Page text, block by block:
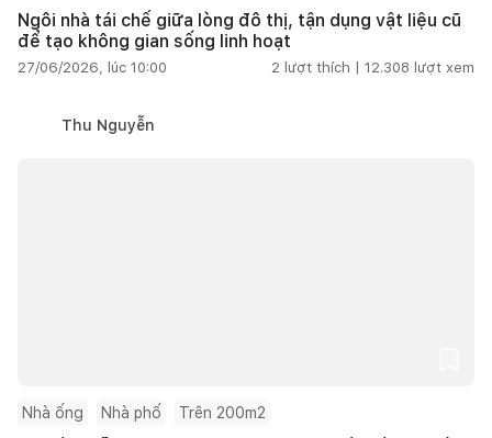
Ngôi nhà tái chế giữa lòng đô thị, tận dụng vật liệu cũ
để tạo không gian sống linh hoạt
27/06/2026, lúc 10:00 2 lượt thích | 12.308 lượt xem
Thu Nguyễn
Nhà ống Nhà phố Trên 200m2